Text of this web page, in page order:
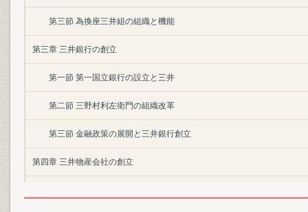
第三節 為換座三井組の組織と機能
第三章 三井銀行の創立
第一節 第一国立銀行の設立と三井
第二節 三野村利左衛門の組織改革
第三節 金融政策の展開と三井銀行創立
第四章 三井物産会社の創立